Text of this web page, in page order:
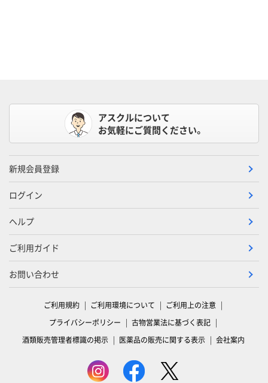
アスクルについて
お気軽にご質問ください。
新規会員登録
ログイン
ヘルプ
ご利用ガイド
お問い合わせ
ご利用規約 ご利用環境について
ご利用上の注意
プライバシーポリシー
古物営業法に基づく表記
酒類販売管理者標識の掲示
医薬品の販売に関する表示 会社案内